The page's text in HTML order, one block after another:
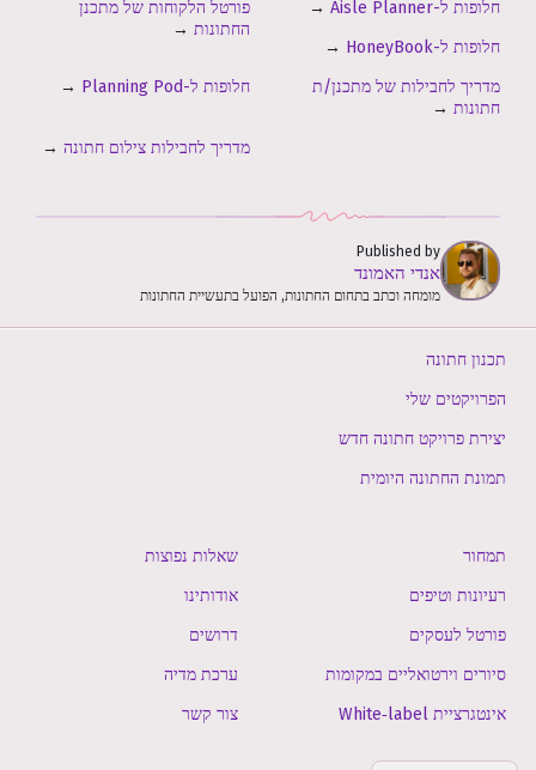
פורטל הלקוחות של מתכנן
החתונות →
חלופות ל-Aisle Planner
→
חלופות ל-HoneyBook
→
חלופות ל-Planning Pod
→
מדריך לחבילות של מתכנן/ת
חתונות →
מדריך לחבילות צילום חתונה →
Published by
אנדי האמונד
מומחה וכתב בתחום החתונות, הפועל בתעשיית החתונות
תכנון חתונה
הפרויקטים שלי
יצירת פרויקט חתונה חדש
תמונת החתונה היומית
תמחור
רעיונות וטיפים
פורטל לעסקים
סיורים וירטואליים במקומות
אינטגרציית White‑label
שאלות נפוצות
אודותינו
דרושים
ערכת מדיה
צור קשר